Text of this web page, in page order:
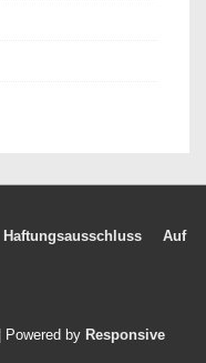
Haftungsausschluss
Auf
| Powered by Responsive